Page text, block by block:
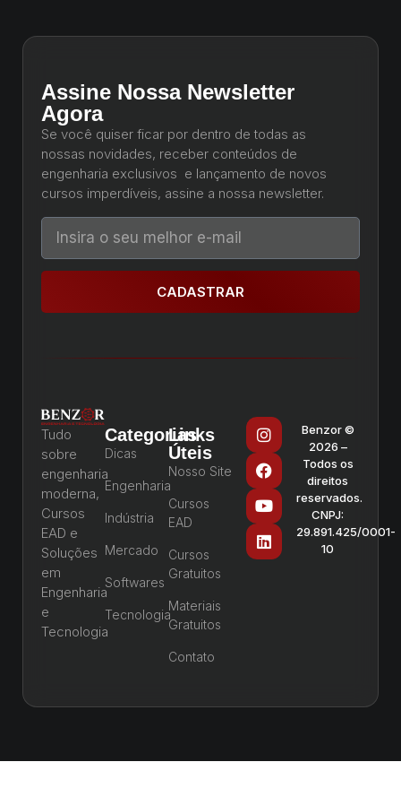
Assine Nossa Newsletter
Agora
Se você quiser ficar por dentro de todas as
nossas novidades, receber conteúdos de
engenharia exclusivos e lançamento de novos
cursos imperdíveis, assine a nossa newsletter.
CADASTRAR
Tudo
sobre
engenharia
moderna,
Cursos
EAD e
Soluções
em
Engenharia
e
Tecnologia
Categorias
Dicas
Engenharia
Indústria
Mercado
Softwares
Tecnologia
Links
Úteis
Nosso Site
Cursos
EAD
Cursos
Gratuitos
Materiais
Gratuitos
Contato
Benzor ©
2026 –
Todos os
direitos
reservados.
CNPJ:
29.891.425/0001-
10